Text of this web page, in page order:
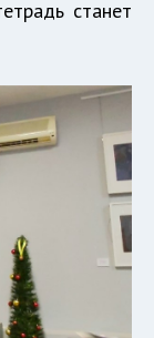
станет